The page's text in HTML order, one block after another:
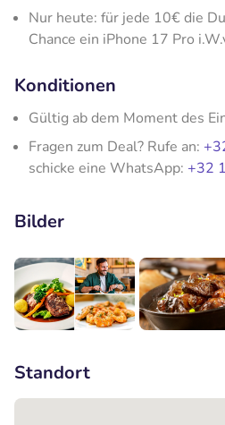
Nur heute: für jede 10€ die
Chance ein iPhone 17 Pro
Konditionen
Gültig ab dem Moment des
Fragen zum Deal? Rufe an:
schicke eine WhatsApp: +32
Bilder
Standort